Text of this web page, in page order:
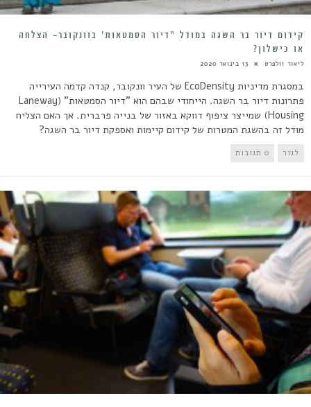
קידום דיור בר השגה במודל “דיור הסמטאות’ בוונקובר- הצלחה
או כישלון?
ליאור וולפרט 13 בינואר 2020
במסגרת מדיניות EcoDensity של העיר וונקובר, קנדה קדמה העירייה
פתרונות דיור בר השגה. הייחודי שבהם הוא "דיור הסמטאות" (Laneway
Housing) שמייצר ציפוף דווקא באזור של בנייה פרברית. אך האם הצליח
מודל זה בהשגת המטרות של קידום קיימות ואספקת דיור בר השגה?
לגור 0 תגובות